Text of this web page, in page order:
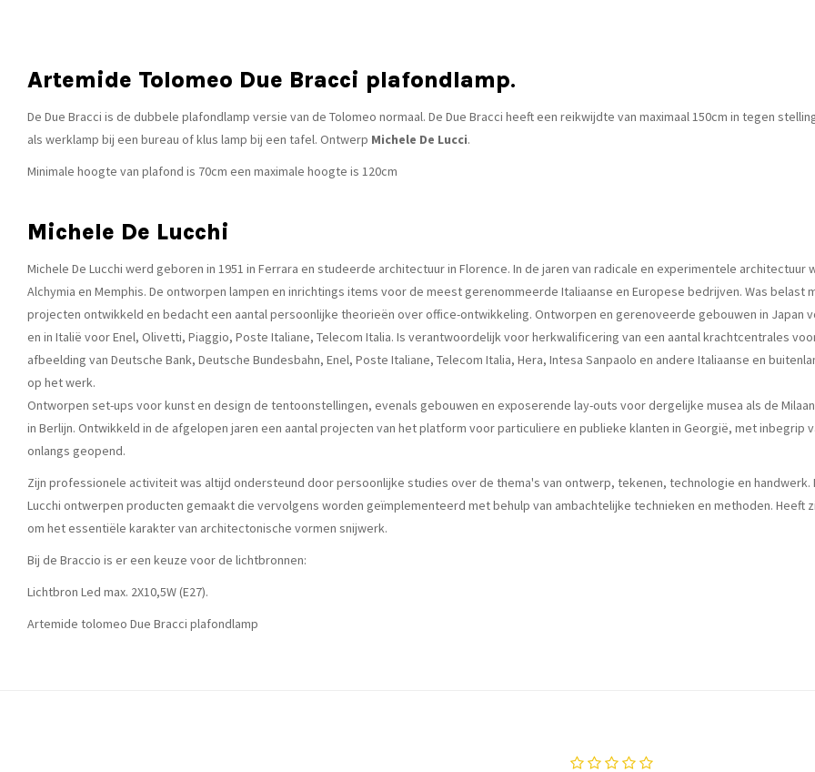
Artemide Tolomeo Due Bracci plafondlamp.
De Due Bracci is de dubbele plafondlamp versie van de Tolomeo normaal. De Due Bracci heeft een reikwijdte van maximaal 150cm in tegen
als werklamp bij een bureau of klus lamp bij een tafel. Ontwerp Michele De Lucci.
Minimale hoogte van plafond is 70cm een maximale hoogte is 120cm
Michele De Lucchi
Michele De Lucchi werd geboren in 1951 in Ferrara en studeerde architectuur in Florence. In de jaren van radicale en experimentele
Alchymia en Memphis. De ontworpen lampen en inrichtings items voor de meest gerenommeerde Italiaanse en Europese bedrijven. Was
projecten ontwikkeld en bedacht een aantal persoonlijke theorieën over office-ontwikkeling. Ontworpen en gerenoveerde gebouwen in Japan
en in Italië voor Enel, Olivetti, Piaggio, Poste Italiane, Telecom Italia. Is verantwoordelijk voor herkwalificering van een aantal krachtcentrales
afbeelding van Deutsche Bank, Deutsche Bundesbahn, Enel, Poste Italiane, Telecom Italia, Hera, Intesa Sanpaolo en andere Italiaanse en
op het werk.
Ontworpen set-ups voor kunst en design de tentoonstellingen, evenals gebouwen en exposerende lay-outs voor dergelijke musea als de
in Berlijn. Ontwikkeld in de afgelopen jaren een aantal projecten van het platform voor particuliere en publieke klanten in Georgië, met inbegrip
onlangs geopend.
Zijn professionele activiteit was altijd ondersteund door persoonlijke studies over de thema's van ontwerp, tekenen, technologie en handwerk.
Lucchi ontwerpen producten gemaakt die vervolgens worden geïmplementeerd met behulp van ambachtelijke technieken en methoden. Heeft
om het essentiële karakter van architectonische vormen snijwerk.
Bij de Braccio is er een keuze voor de lichtbronnen:
Lichtbron Led max. 2X10,5W (E27).
Artemide tolomeo Due Bracci plafondlamp